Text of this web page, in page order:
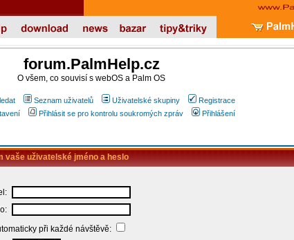
forum.PalmHelp.cz
O všem, co souvisí s webOS a Palm OS
Seznam uživatelů Uživatelské skupiny
Registrace
Přihlásit se pro kontrolu soukromých zpráv Přihlášení
vaše uživatelské jméno a heslo
při každé návštěvě: